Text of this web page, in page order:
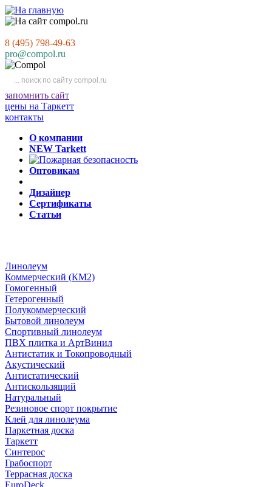
8 (495) 798-49-63
pro@compol.ru
запомнить сайт
цены на Таркетт
контакты
О компании
NEW Tarkett
Оптовикам
Дизайнер
Сертификаты
Статьи
Линолеум
Коммерческий (КМ2)
Гомогенный
Гетерогенный
Полукоммерческий
Бытовой линолеум
Спортивный линолеум
ПВХ плитка и АртВинил
Антистатик и Токопроводный
Акустический
Антистатический
Антискользящий
Натуральный
Резиновое спорт покрытие
Клей для линолеума
Паркетная доска
Таркетт
Синтерос
Грабоспорт
Террасная доска
EuroDeck